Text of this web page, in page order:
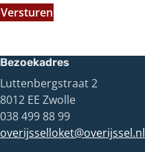
Versturen
Bezoekadres
Luttenbergstraat 2
8012 EE Zwolle
038 499 88 99
overijsselloket@overijssel.nl